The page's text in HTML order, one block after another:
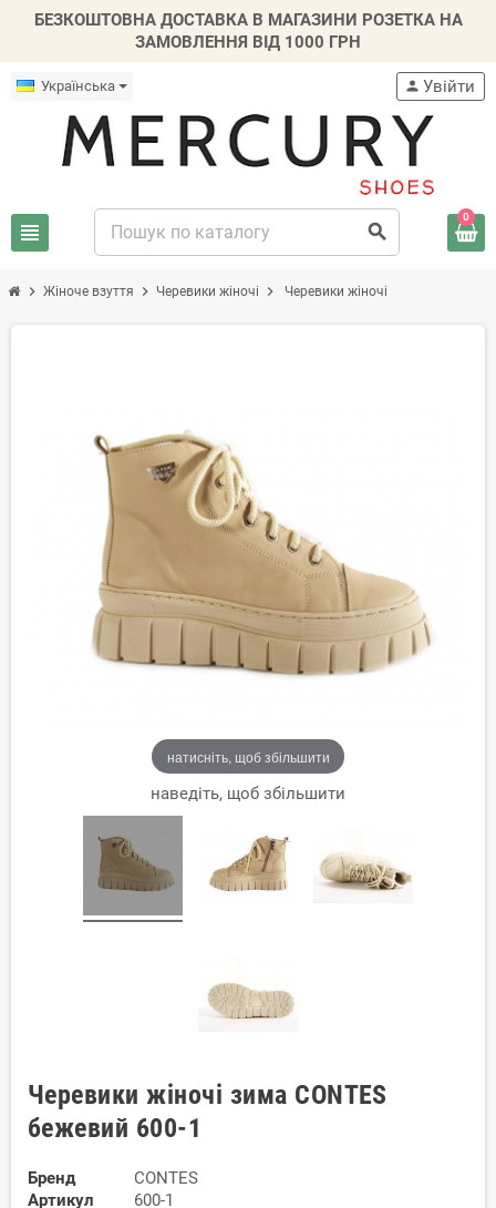
БЕЗКОШТОВНА ДОСТАВКА В МАГАЗИНИ РОЗЕТКА НА
ЗАМОВЛЕННЯ ВІД 1000 ГРН
Українська
view_headline search
person Увійти
0
chevron_right Жіноче взуття chevron_right Черевики жіночі chevron_right Черевики жіночі
натисніть, щоб збільшити
наведіть, щоб збільшити
Черевики жіночі зима CONTES
бежевий 600-1
Бренд
CONTES
Артикул
600-1